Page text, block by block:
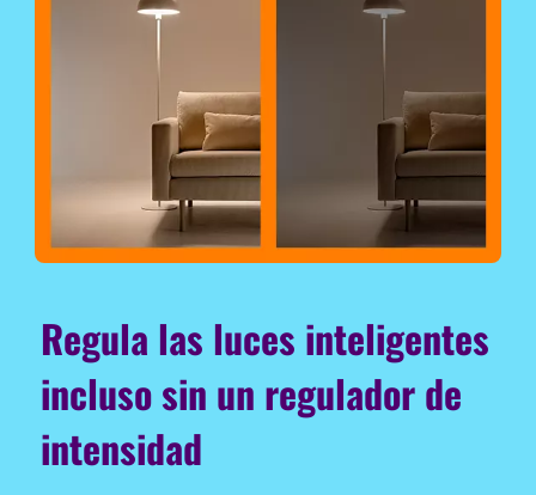
Regula las luces inteligentes
incluso sin un regulador de
intensidad